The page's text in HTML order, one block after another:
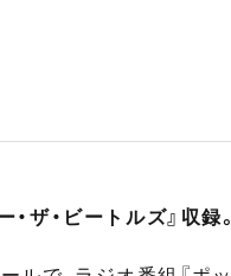
ザ・ビートルズ』収録。